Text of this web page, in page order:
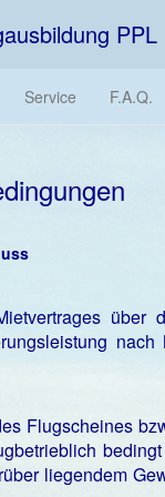
PPL
Service F.A.Q.
Flugscheines
liegendem